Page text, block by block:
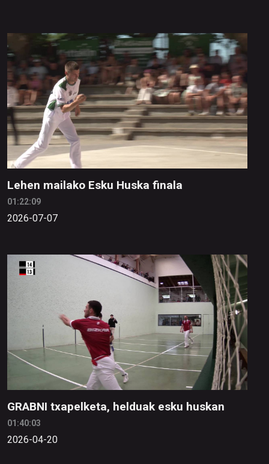
Lehen mailako Esku Huska finala
01:22:09
2026-07-07
GRABNI txapelketa, helduak esku huskan
01:40:03
2026-04-20